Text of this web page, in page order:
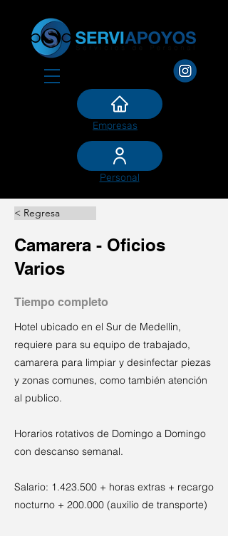
Empresas
Personal
< Regresa
Camarera - Oficios
Varios
Tiempo completo
Hotel ubicado en el Sur de Medellin,
requiere para su equipo de trabajado,
camarera para limpiar y desinfectar piezas
y zonas comunes, como también atención
al publico.
Horarios rotativos de Domingo a Domingo
con descanso semanal.
Salario: 1.423.500 + horas extras + recargo
nocturno + 200.000 (auxilio de transporte)